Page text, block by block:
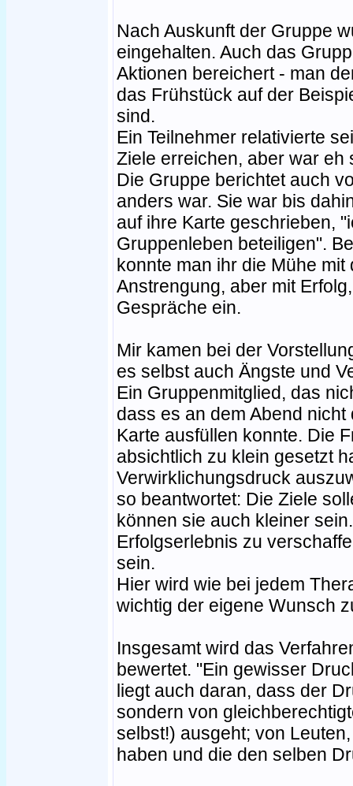
Nach Auskunft der Gruppe
eingehalten. Auch das
Aktionen bereichert - man
das Frühstück auf der
sind.
Ein Teilnehmer relativierte
Ziele erreichen, aber war eh
Die Gruppe berichtet auch
anders war. Sie war bis
auf ihre Karte geschrieben,
Gruppenleben beteiligen".
konnte man ihr die Mühe
Anstrengung, aber mit
Gespräche ein.
Mir kamen bei der
es selbst auch Ängste und
Ein Gruppenmitglied, das
dass es an dem Abend
Karte ausfüllen konnte. Die
absichtlich zu klein gesetzt
Verwirklichungsdruck
so beantwortet: Die Ziele
können sie auch kleiner
Erfolgserlebnis zu
sein.
Hier wird wie bei jedem
wichtig der eigene Wunsch
Insgesamt wird das
bewertet. "Ein gewisser
liegt auch daran, dass der
sondern von
selbst!) ausgeht; von
haben und die den selben